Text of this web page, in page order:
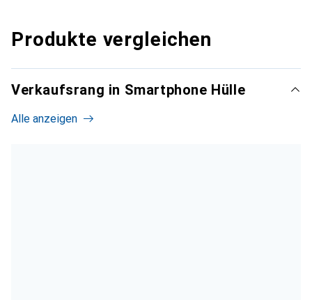
Produkte vergleichen
Verkaufsrang in Smartphone Hülle
Alle anzeigen